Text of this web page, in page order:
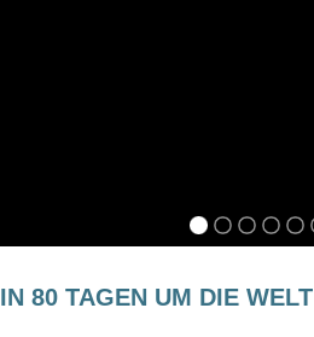
IN 80 TAGEN UM DIE WELT